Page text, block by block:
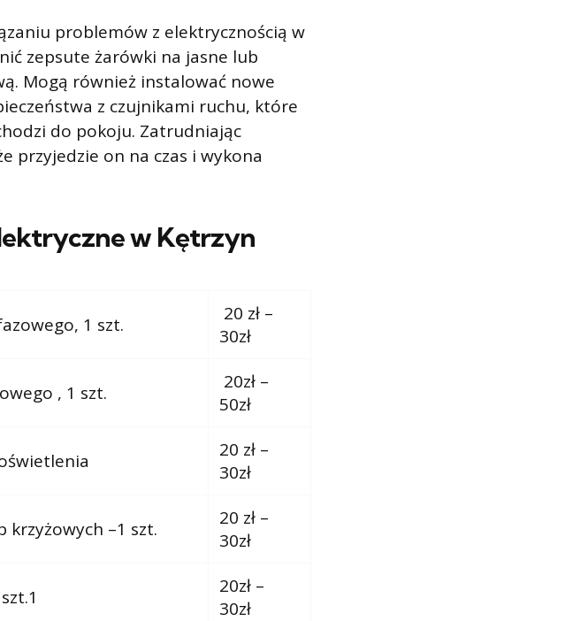
problemów z elektrycznością w
zepsute żarówki na jasne lub
Mogą również instalować nowe
z czujnikami ruchu, które
do pokoju. Zatrudniając
przyjedzie on na czas i wykona
w Kętrzyn
1 szt.
20 zł –
30zł
, 1 szt.
20zł –
50zł
20 zł –
30zł
krzyżowych –1 szt.
20 zł –
30zł
20zł –
30zł